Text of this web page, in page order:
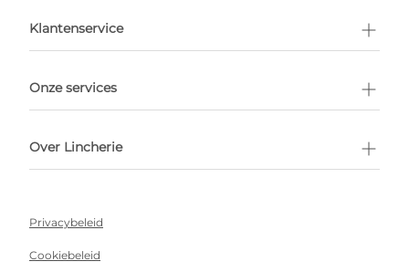
afspraak
Klantenservice
Onze services
Over Lincherie
Privacybeleid
Cookiebeleid